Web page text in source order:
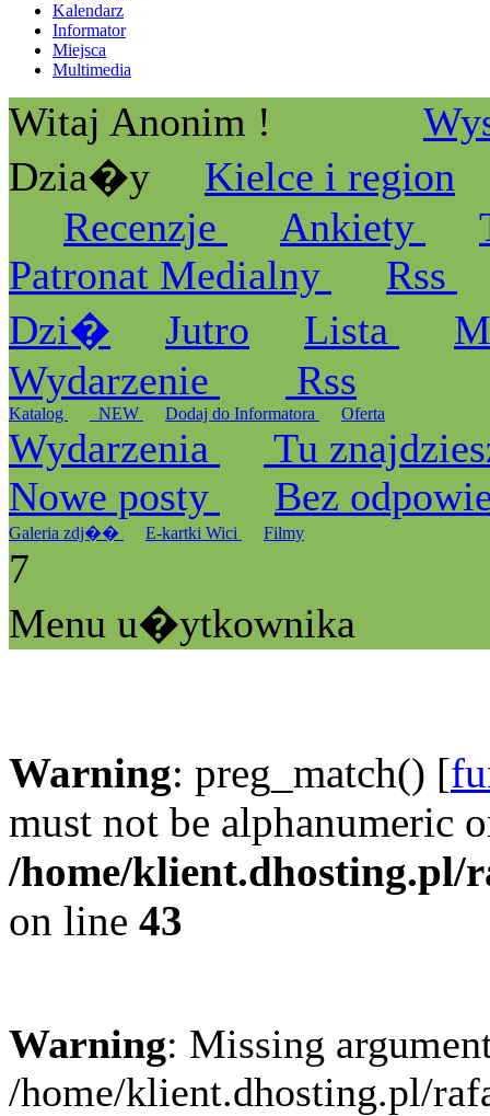
Kalendarz
Informator
Miejsca
Multimedia
Witaj Anonim !
Dzia�y
Kielce i region
Recenzje
Ankiety
Patronat Medialny
Rss
Dzi�
Jutro Lista
Wydarzenie
Rss
Katalog _NEW Dodaj do Informatora Oferta
Wydarzenia
Tu
Nowe posty
Bez
Galeria zdj�� E-kartki Wici Filmy
7
Menu u�ytkownika
Warning: preg_match() [
must not be alphanumeric
/home/klient.dhosting.pl/
on line 43
Warning: Missing
/home/klient.dhosting.pl/